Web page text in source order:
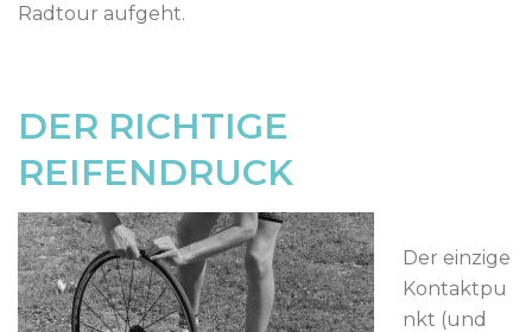
Radtour aufgeht.
DER RICHTIGE
REIFENDRUCK
Der einzige
Kontaktpu
nkt (und